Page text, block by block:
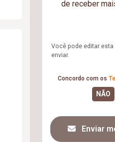
Você pode editar
enviar.
Concordo com os
Enviar